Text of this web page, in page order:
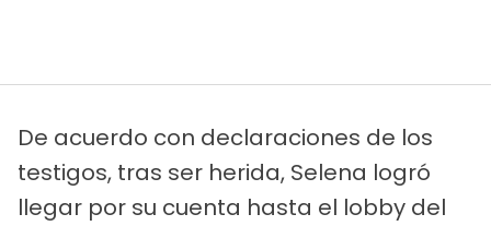
De acuerdo con declaraciones de los
testigos, tras ser herida, Selena logró
llegar por su cuenta hasta el lobby del